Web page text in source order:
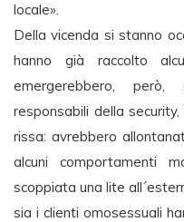
locale».
Della vicenda si stanno
hanno già raccolto
emergerebbero,
responsabili della
rissa: avrebbero
alcuni comportamenti
scoppiata una lite
sia i clienti omosessuali